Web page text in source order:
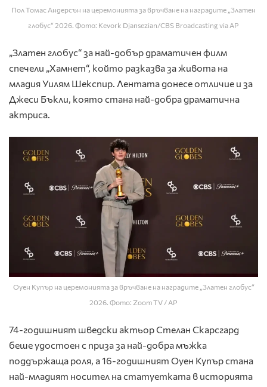
Пол Томас Андерсън на церемонията за връчване на наградите „Златен
глобус“ 2026. Фото: Kevork Djansezian/CBS Broadcasting via AP
„Златен глобус“ за най-добър драматичен филм
спечели „Хамнет“, който разказва за живота на
младия Уилям Шекспир. Лентата донесе отличие и за
Джеси Бъкли, която стана най-добра драматична
актриса.
Оуен Купър на церемонията за връчване на наградите „Златен глобус“
2026. Фото: Zoom TV / AP
74-годишният шведски актьор Стелан Скарсгард
беше удостоен с приза за най-добра мъжка
поддържаща роля, а 16-годишният Оуен Купър стана
най-младият носител на статуетката в историята